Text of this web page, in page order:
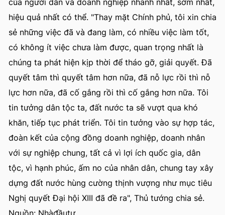
hiệu quả nhất có thể. "Thay mặt Chính phủ, tôi xin chia
sẻ những việc đã và đang làm, có nhiều việc làm tốt,
có không ít việc chưa làm được, quan trọng nhất là
chúng ta phát hiện kịp thời để tháo gỡ, giải quyết. Đã
quyết tâm thì quyết tâm hơn nữa, đã nỗ lực rồi thì nỗ
lực hơn nữa, đã cố gắng rồi thì cố gắng hơn nữa. Tôi
tin tưởng dân tộc ta, đất nước ta sẽ vượt qua khó
khăn, tiếp tục phát triển. Tôi tin tưởng vào sự hợp tác,
đoàn kết của cộng đồng doanh nghiệp, doanh nhân
với sự nghiệp chung, tất cả vì lợi ích quốc gia, dân
tộc, vì hạnh phúc, ấm no của nhân dân, chung tay xây
dựng đất nước hùng cường thịnh vượng như mục tiêu
Nghị quyết Đại hội XIII đã đề ra", Thủ tướng chia sẻ.
Nguồn: Nhàđầutư